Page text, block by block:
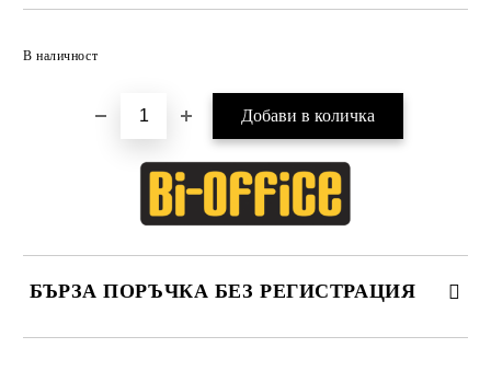
В наличност
БЪРЗА ПОРЪЧКА БЕЗ РЕГИСТРАЦИЯ